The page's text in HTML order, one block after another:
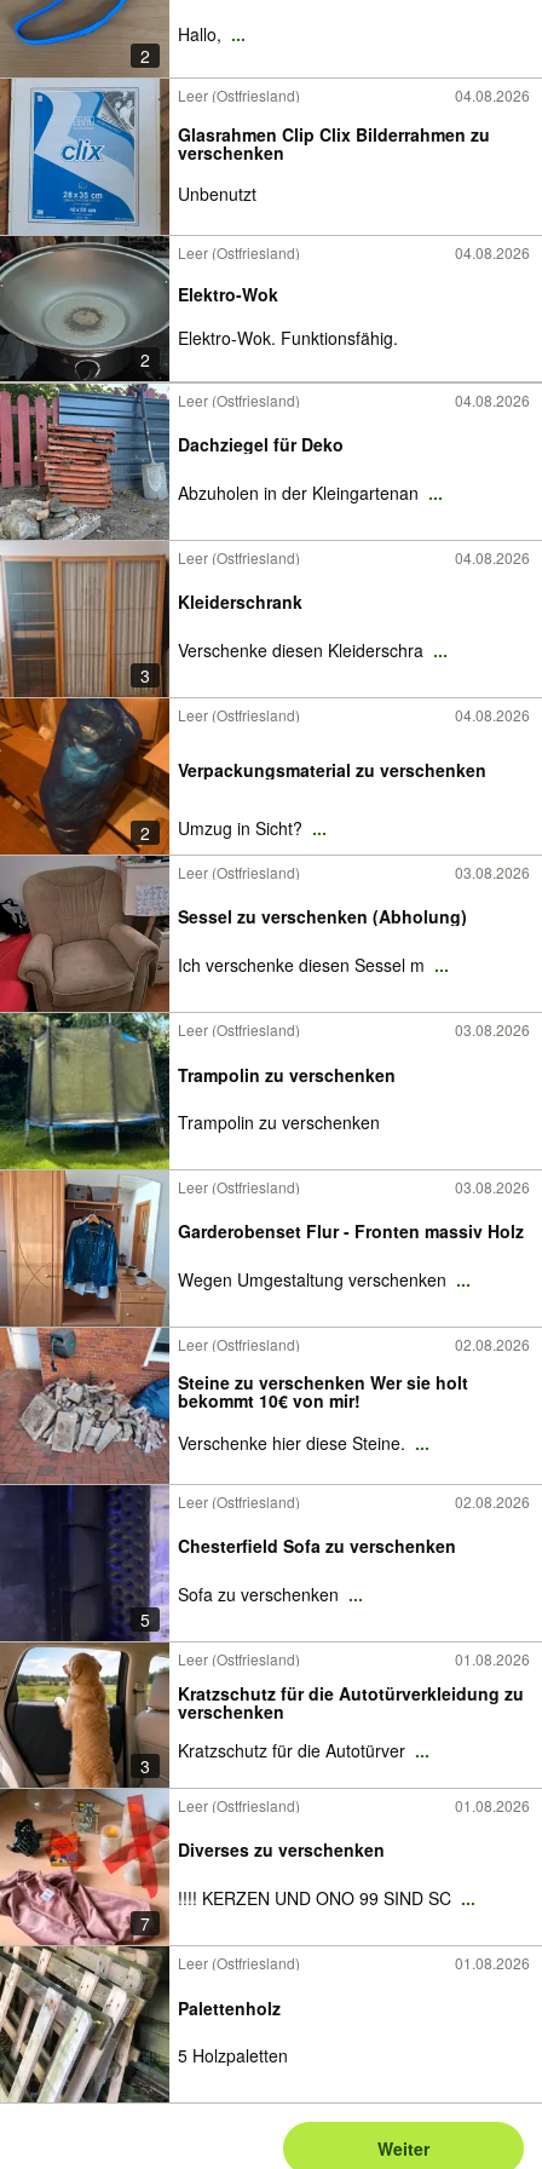
2
Hallo, ...
Leer (Ostfriesland) 04.08.2026
Glasrahmen Clip Clix Bilderrahmen zu
verschenken
Unbenutzt
2
Leer (Ostfriesland) 04.08.2026
Elektro-Wok
Elektro-Wok. Funktionsfähig.
Leer (Ostfriesland) 04.08.2026
Dachziegel für Deko
Abzuholen in der Kleingartenan ...
3
Leer (Ostfriesland) 04.08.2026
Kleiderschrank
Verschenke diesen Kleiderschra ...
2
Leer (Ostfriesland) 04.08.2026
Verpackungsmaterial zu verschenken
Umzug in Sicht? ...
Leer (Ostfriesland) 03.08.2026
Sessel zu verschenken (Abholung)
Ich verschenke diesen Sessel m ...
Leer (Ostfriesland) 03.08.2026
Trampolin zu verschenken
Trampolin zu verschenken
Leer (Ostfriesland) 03.08.2026
Garderobenset Flur - Fronten massiv Holz
Wegen Umgestaltung verschenken ...
Leer (Ostfriesland) 02.08.2026
Steine zu verschenken Wer sie holt
bekommt 10€ von mir!
Verschenke hier diese Steine. ...
5
Leer (Ostfriesland) 02.08.2026
Chesterfield Sofa zu verschenken
Sofa zu verschenken ...
3
Leer (Ostfriesland) 01.08.2026
Kratzschutz für die Autotürverkleidung zu
verschenken
Kratzschutz für die Autotürver ...
7
Leer (Ostfriesland) 01.08.2026
Diverses zu verschenken
!!!! KERZEN UND ONO 99 SIND SC ...
Leer (Ostfriesland) 01.08.2026
Palettenholz
5 Holzpaletten
Weiter